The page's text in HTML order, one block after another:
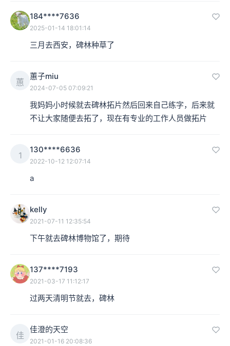
184****7636
2025-01-14 18:01:14
三月去西安，碑林种草了
蕙
蕙子miu
2024-07-05 07:09:21
我妈妈小时候就去碑林拓片然后回来自己练字，后来就
不让大家随便去拓了，现在有专业的工作人员做拓片
1
130****6636
2022-10-12 12:07:14
a
kelly
2021-07-11 12:35:54
下午就去碑林博物馆了，期待
137****7193
2021-03-17 11:12:17
过两天清明节就去，碑林
佳
佳澄的天空
2021-01-16 20:08:36